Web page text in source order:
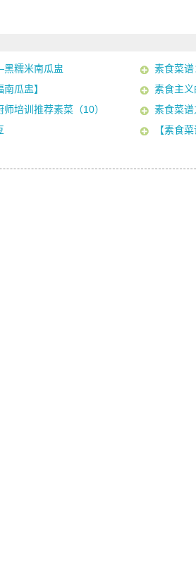
糯米南瓜盅
素食菜
瓜盅】
素食主
师培训推荐素菜（10）
素食菜
【素食